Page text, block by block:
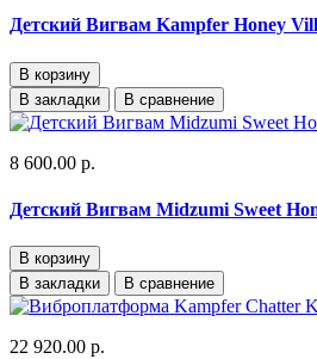
Детский Вигвам Kampfer Honey
В корзину
В закладки
В сравнение
8 600.00 р.
Детский Вигвам Midzumi Sweet
В корзину
В закладки
В сравнение
22 920.00 р.